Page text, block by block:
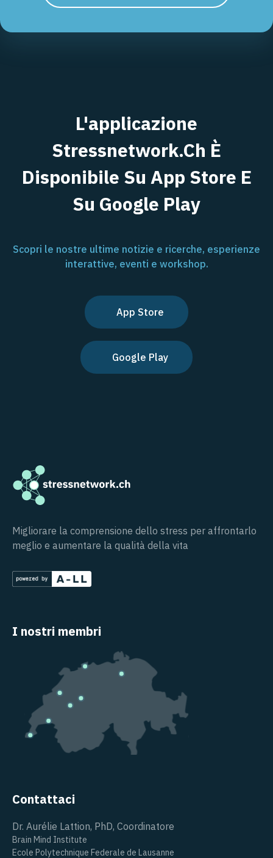
L'applicazione
Stressnetwork.ch È
Disponibile Su App Store E
Su Google Play
Scopri le nostre ultime notizie e ricerche, esperienze
interattive, eventi e workshop.
App Store
Google Play
Migliorare la comprensione dello stress per affrontarlo
meglio e aumentare la qualità della vita
I nostri membri
Contattaci
Dr. Aurélie Lattion, PhD, Coordinatore
Brain Mind Institute
Ecole Polytechnique Federale de Lausanne